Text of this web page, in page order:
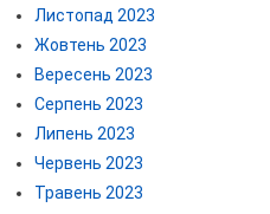
Листопад 2023
Жовтень 2023
Вересень 2023
Серпень 2023
Липень 2023
Червень 2023
Травень 2023